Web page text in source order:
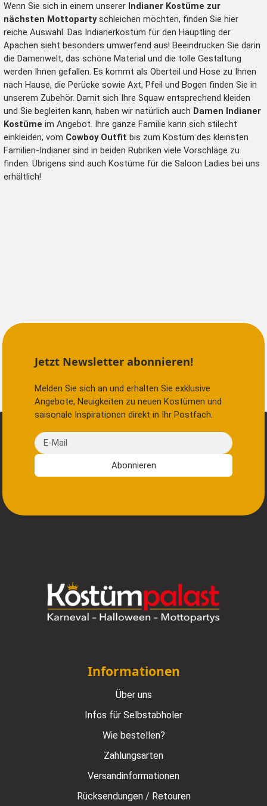
Wenn Sie sich in einem unserer Indianer Kostüme zur
nächsten Mottopartyschleichen möchten, finden Sie hier
reiche Auswahl. Das Indianerkostüm für den Häuptling der
Apachen sieht besonders umwerfend aus! Beeindrucken Sie darin
die Damenwelt, das schöne Material und die tolle Gestaltung
werden Ihnen gefallen. Es kommt als Oberteil und Hose zu Ihnen
nach Hause, die Perücke sowie Axt, Pfeil und Bogen finden Sie in
unserem Zubehör. Damit sich Ihre Squaw entsprechend kleiden
und Sie begleiten kann, haben wir natürlich auch Damen Indianer
Kostüme im Angebot. Ihre ganze Familie kann sich stilecht
einkleiden, vom Cowboy Outfit bis zum Kostüm des kleinsten
Familien-Indianer sind in beiden Rubriken viele Vorschläge zu
finden. Übrigens sind auch Kostüme für die Saloon Ladies bei uns
erhältlich!
Jetzt Newsletter abonnieren!
Melden Sie sich an und erhalten Sie exklusive
Angebote, Neuigkeiten zu neuen Kostümen und
saisonale Inspirationen direkt in Ihr Postfach.
E-Mail
Abonnieren
Informationen
Über uns
Infos für Selbstabholer
Wie bestellen?
Zahlungsarten
Versandinformationen
Rücksendungen / Retouren